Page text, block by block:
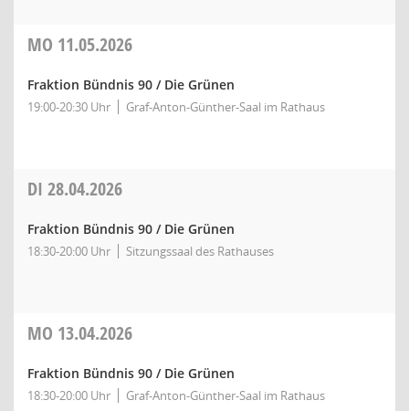
MO 11.05.2026
Fraktion Bündnis 90 / Die Grünen
19:00-20:30 Uhr Graf-Anton-Günther-Saal im Rathaus
DI 28.04.2026
Fraktion Bündnis 90 / Die Grünen
18:30-20:00 Uhr Sitzungssaal des Rathauses
MO 13.04.2026
Fraktion Bündnis 90 / Die Grünen
18:30-20:00 Uhr Graf-Anton-Günther-Saal im Rathaus